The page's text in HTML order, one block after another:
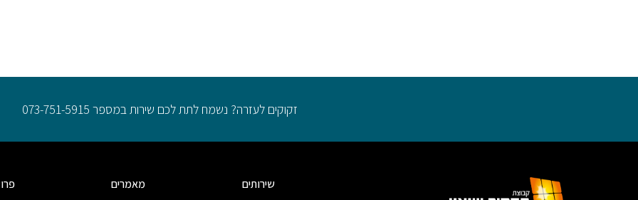
זקוקים לעזרה? נשמח לתת לכם שירות במספר 073-751-5915
שירותים מאמרים